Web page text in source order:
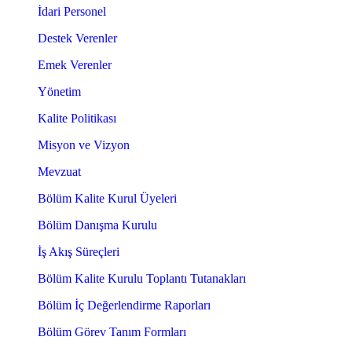
İdari Personel
Destek Verenler
Emek Verenler
Yönetim
Kalite Politikası
Misyon ve Vizyon
Mevzuat
Bölüm Kalite Kurul Üyeleri
Bölüm Danışma Kurulu
İş Akış Süreçleri
Bölüm Kalite Kurulu Toplantı Tutanakları
Bölüm İç Değerlendirme Raporları
Bölüm Görev Tanım Formları